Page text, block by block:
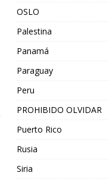
OSLO
Palestina
Panamá
Paraguay
Peru
PROHIBIDO OLVIDAR
Puerto Rico
Rusia
Siria